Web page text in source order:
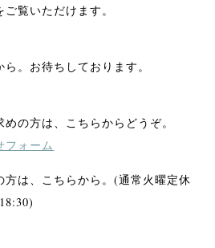
覧いただけます。
。お待ちしております。
の方は、こちらからどうぞ。
フォーム
方は、こちらから。(通常火曜定休